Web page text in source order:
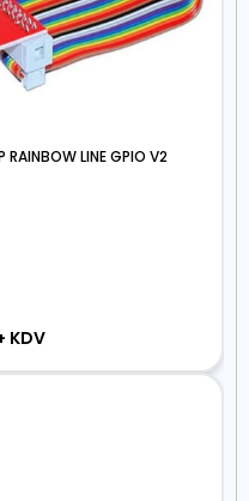
RAINBOW LINE GPIO V2
KDV